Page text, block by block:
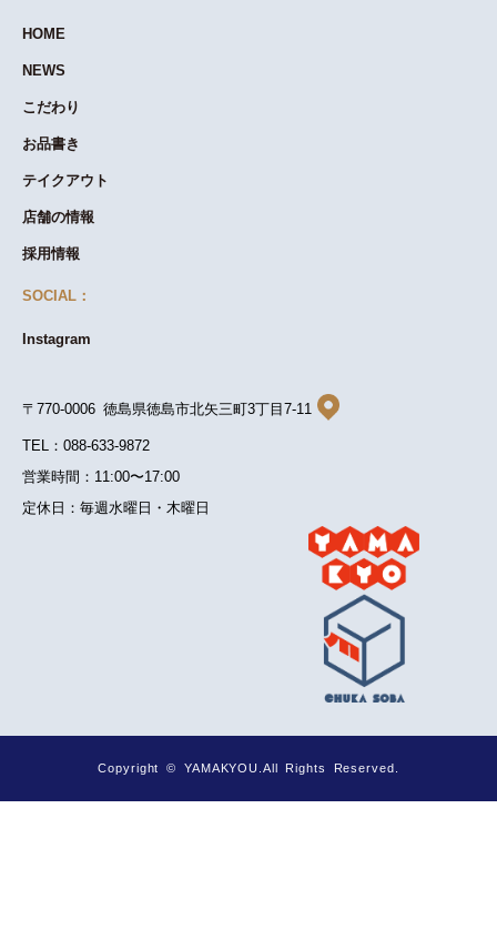
HOME
NEWS
こだわり
お品書き
テイクアウト
店舗の情報
採用情報
SOCIAL：
Instagram
〒770-0006 徳島県徳島市北矢三町3丁目7-11
TEL：088-633-9872
営業時間：11:00〜17:00
定休日：毎週水曜日・木曜日
Copyright © YAMAKYOU.All Rights Reserved.